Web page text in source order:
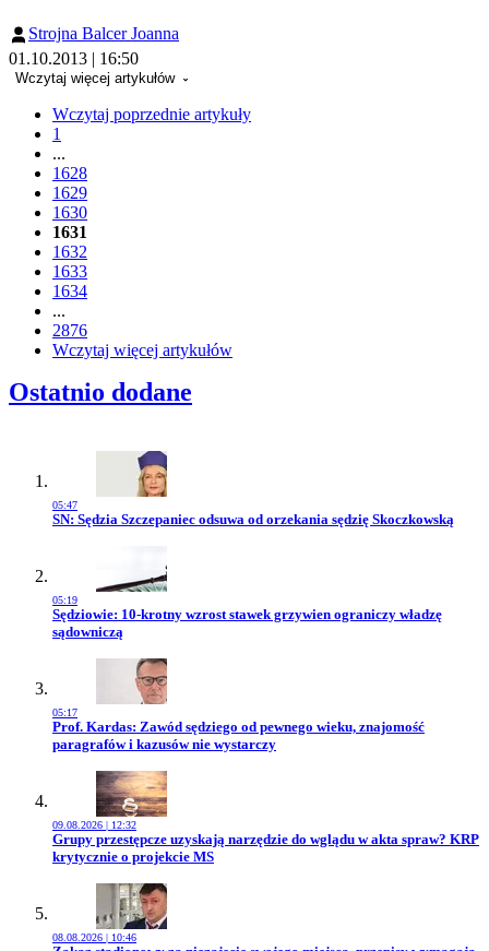
Strojna Balcer Joanna
01.10.2013 | 16:50
Wczytaj więcej artykułów
Wczytaj poprzednie artykuły
1
...
1628
1629
1630
1631
1632
1633
1634
...
2876
Wczytaj więcej artykułów
Ostatnio dodane
05:47
Przejdź do artykułu:
SN: Sędzia Szczepaniec odsuwa od orzekania sędzię Skoczkowską
05:19
Przejdź do artykułu:
Sędziowie: 10-krotny wzrost stawek grzywien ograniczy władzę
sądowniczą
05:17
Przejdź do artykułu:
Prof. Kardas: Zawód sędziego od pewnego wieku, znajomość
paragrafów i kazusów nie wystarczy
09.08.2026 | 12:32
Przejdź do artykułu:
Grupy przestępcze uzyskają narzędzie do wglądu w akta spraw? KRP
krytycznie o projekcie MS
08.08.2026 | 10:46